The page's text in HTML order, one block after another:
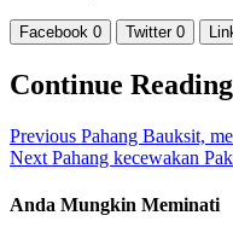
Facebook 0 Twitter 0
Continue Reading
Previous Pahang Bauksit,
Next Pahang kecewakan
Anda Mungkin Meminati